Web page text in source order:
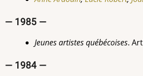
— 1985 —
Jeunes artistes québécoises.
— 1984 —